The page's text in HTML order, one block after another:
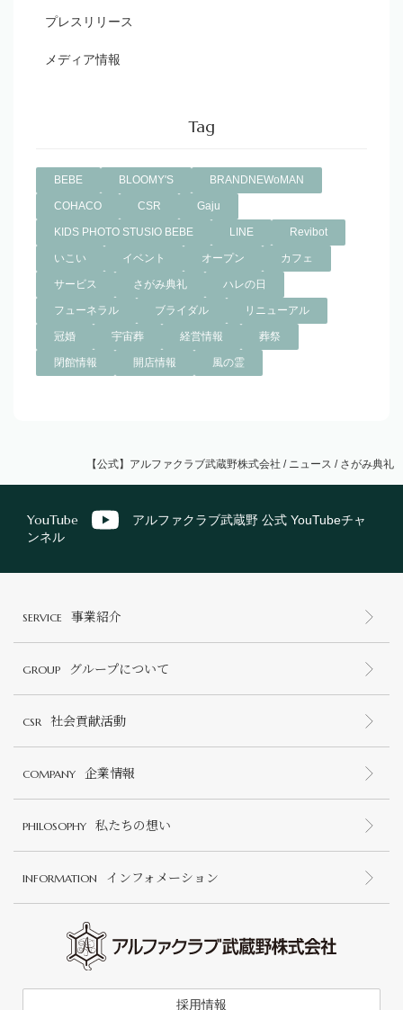
プレスリリース
メディア情報
Tag
BEBE BLOOMY'S BRANDNEWoMAN
COHACO CSR Gaju
KIDS PHOTO STUSIO BEBE LINE Revibot
いこい イベント オープン カフェ
サービス さがみ典礼 ハレの日
フューネラル ブライダル リニューアル
冠婚 宇宙葬 経営情報 葬祭
閉館情報 開店情報 風の霊
【公式】アルファクラブ武蔵野株式会社 / ニュース / さがみ典礼
YouTube
アルファクラブ武蔵野 公式 YouTubeチャ
ンネル
SERVICE 事業紹介
GROUP グループについて
CSR 社会貢献活動
COMPANY 企業情報
PHILOSOPHY 私たちの想い
INFORMATION インフォメーション
採用情報